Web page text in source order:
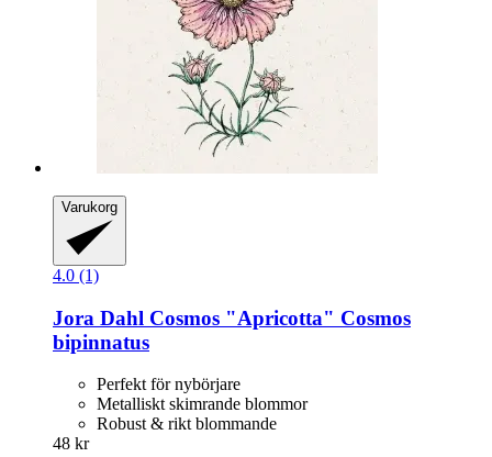
Varukorg
4.0 (1)
Jora Dahl Cosmos "Apricotta" Cosmos
bipinnatus
Perfekt för nybörjare
Metalliskt skimrande blommor
Robust & rikt blommande
48 kr